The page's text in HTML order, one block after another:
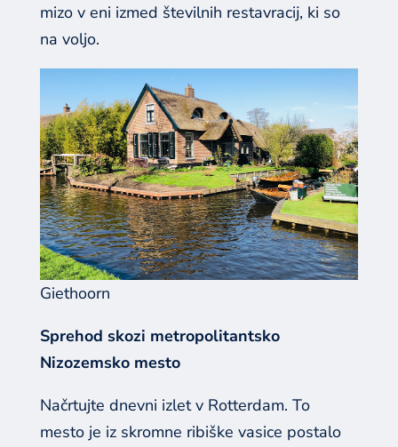
mizo v eni izmed številnih restavracij, ki so
na voljo.
Giethoorn
Sprehod skozi metropolitantsko
Nizozemsko mesto
Načrtujte dnevni izlet v Rotterdam. To
mesto je iz skromne ribiške vasice postalo